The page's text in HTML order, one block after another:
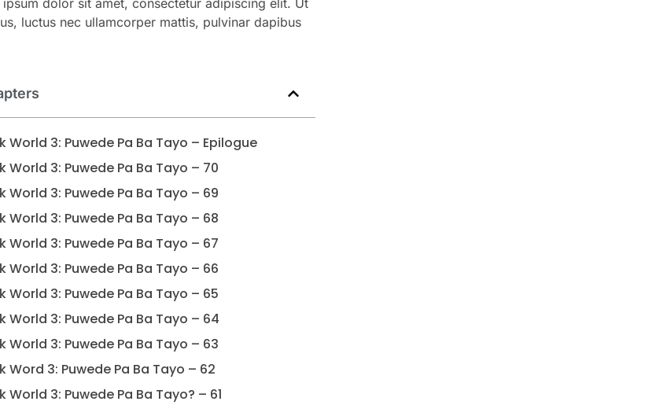
ipsum dolor sit amet, consectetur adipiscing elit. Ut
luctus nec ullamcorper mattis, pulvinar dapibus
World 3: Puwede Pa Ba Tayo – Epilogue
World 3: Puwede Pa Ba Tayo – 70
World 3: Puwede Pa Ba Tayo – 69
World 3: Puwede Pa Ba Tayo – 68
World 3: Puwede Pa Ba Tayo – 67
World 3: Puwede Pa Ba Tayo – 66
World 3: Puwede Pa Ba Tayo – 65
World 3: Puwede Pa Ba Tayo – 64
World 3: Puwede Pa Ba Tayo – 63
Word 3: Puwede Pa Ba Tayo – 62
World 3: Puwede Pa Ba Tayo? – 61